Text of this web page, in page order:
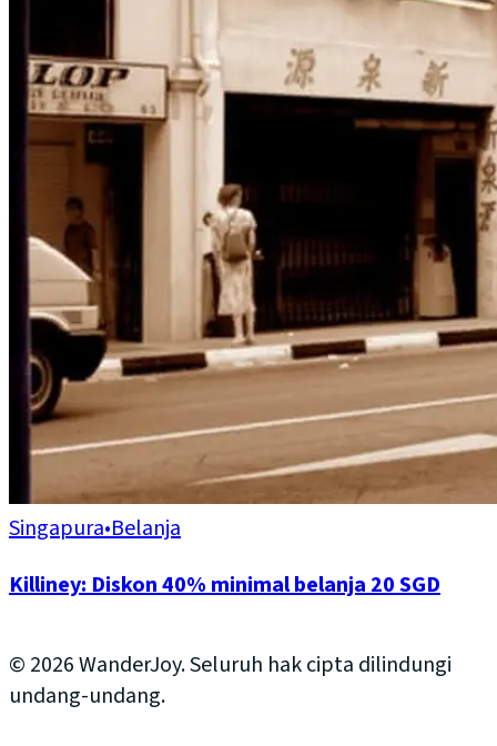
Singapura•Belanja
Killiney: Diskon 40% minimal belanja 20 SGD
© 2026 WanderJoy. Seluruh hak cipta dilindungi
undang-undang.